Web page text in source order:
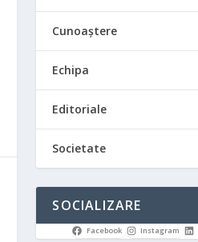
Cunoaștere
Echipa
Editoriale
Societate
SOCIALIZARE
Facebook Instagram